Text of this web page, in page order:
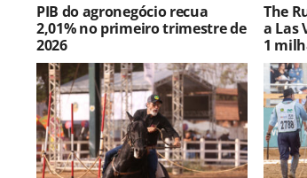
PIB do agronegócio recua
2,01% no primeiro trimestre de
2026
The
a Las
1